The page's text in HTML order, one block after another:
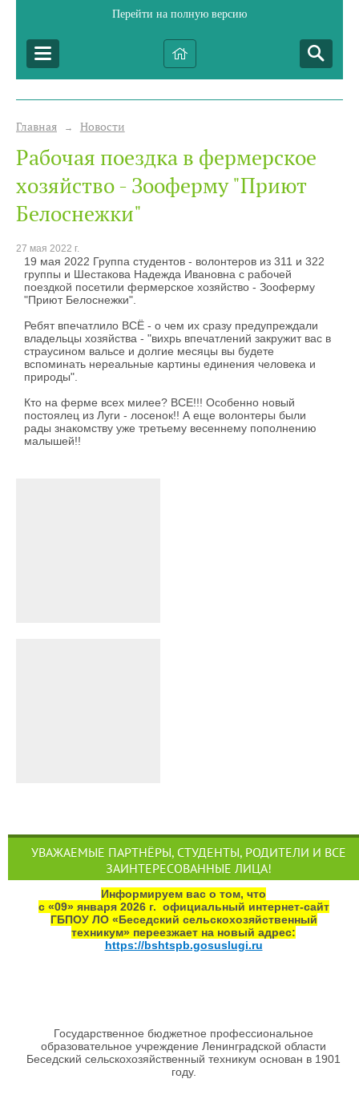
Перейти на полную версию
Главная → Новости
Рабочая поездка в фермерское
хозяйство - Зооферму "Приют
Белоснежки"
27 мая 2022 г.
19 мая 2022 Группа студентов - волонтеров из 311 и 322
группы и Шестакова Надежда Ивановна с рабочей
поездкой посетили фермерское хозяйство - Зооферму
"Приют Белоснежки".
Ребят впечатлило ВСЁ - о чем их сразу предупреждали
владельцы хозяйства - "вихрь впечатлений закружит вас в
страусином вальсе и долгие месяцы вы будете
вспоминать нереальные картины единения человека и
природы".
Кто на ферме всех милее? ВСЕ!!! Особенно новый
постоялец из Луги - лосенок!! А еще волонтеры были
рады знакомству уже третьему весеннему пополнению
малышей!!
УВАЖАЕМЫЕ ПАРТНЁРЫ, СТУДЕНТЫ, РОДИТЕЛИ И ВСЕ
ЗАИНТЕРЕСОВАННЫЕ ЛИЦА!
Информируем вас о том, что
с «09» января 2026 г. официальный интернет‑сайт
ГБПОУ ЛО «Беседский сельскохозяйственный
техникум» переезжает на новый адрес:
https://bshtspb.gosuslugi.ru
Государственное бюджетное профессиональное
образовательное учреждение Ленинградской области
Беседский сельскохозяйственный техникум основан в 1901
году.